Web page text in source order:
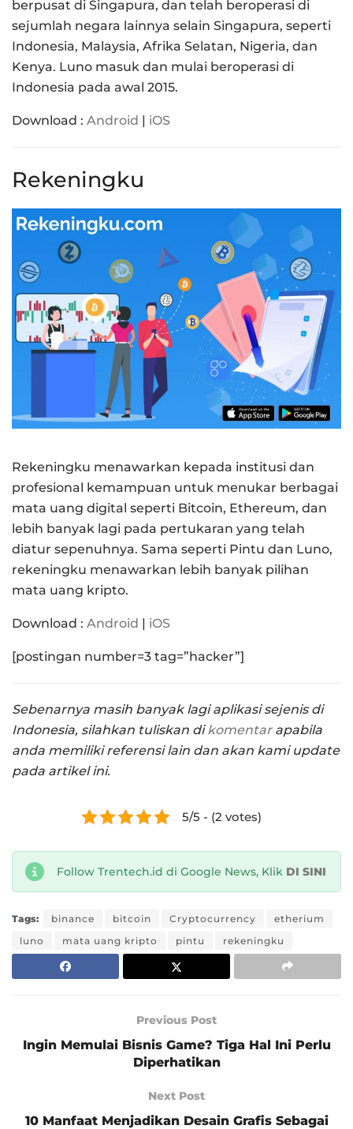
berpusat di Singapura, dan telah beroperasi di
sejumlah negara lainnya selain Singapura, seperti
Indonesia, Malaysia, Afrika Selatan, Nigeria, dan
Kenya. Luno masuk dan mulai beroperasi di
Indonesia pada awal 2015.
Download : Android | iOS
Rekeningku
Rekeningku menawarkan kepada institusi dan
profesional kemampuan untuk menukar berbagai
mata uang digital seperti Bitcoin, Ethereum, dan
lebih banyak lagi pada pertukaran yang telah
diatur sepenuhnya. Sama seperti Pintu dan Luno,
rekeningku menawarkan lebih banyak pilihan
mata uang kripto.
Download : Android | iOS
[postingan number=3 tag=”hacker”]
Sebenarnya masih banyak lagi aplikasi sejenis di
Indonesia, silahkan tuliskan dikomentarapabila
anda memiliki referensi lain dan akan kami update
pada artikel ini.
5/5 - (2 votes)
Follow Trentech.id di Google News, Klik DI SINI
Tags: binance bitcoin Cryptocurrency
etherium
luno
mata uang kripto pintu rekeningku
Previous Post
Ingin Memulai Bisnis Game? Tiga Hal Ini Perlu
Diperhatikan
Next Post
10 Manfaat Menjadikan Desain Grafis Sebagai